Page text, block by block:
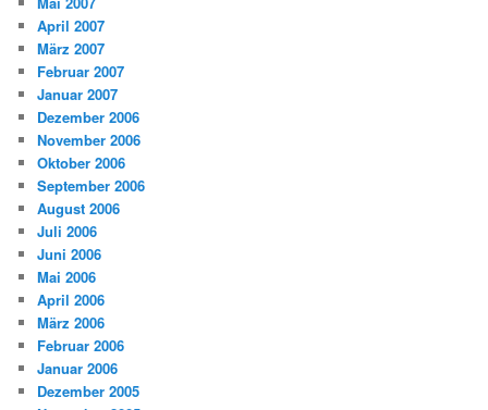
April 2007
März 2007
Februar 2007
Januar 2007
Dezember 2006
November 2006
Oktober 2006
September 2006
August 2006
Juli 2006
Juni 2006
Mai 2006
April 2006
März 2006
Februar 2006
Januar 2006
Dezember 2005